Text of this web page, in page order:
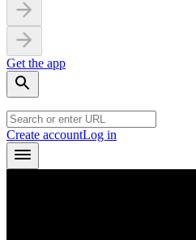
Get the app
Create accountLog in